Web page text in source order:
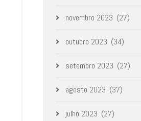
novembro 2023 (27)
outubro 2023 (34)
setembro 2023 (27)
agosto 2023 (37)
julho 2023 (27)